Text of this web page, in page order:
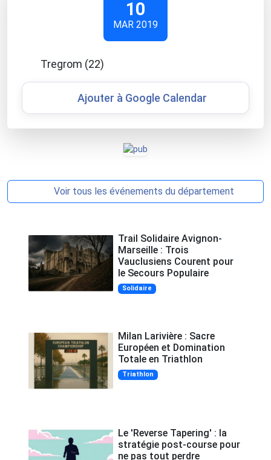
10
MAR 2019
Tregrom (22)
Ajouter à Google Calendar
Voir tous les événements du département
Trail Solidaire Avignon-
Marseille : Trois
Vauclusiens Courent pour
le Secours Populaire
Solidaire
Milan Larivière : Sacre
Européen et Domination
Totale en Triathlon
Triathlon
Le 'Reverse Tapering' : la
stratégie post-course pour
ne pas tout perdre